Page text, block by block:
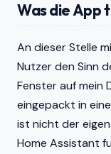
Was die App
An dieser Stelle
Nutzer den Sinn
Fenster auf mein
eingepackt in
ist nicht der
Home Assistant